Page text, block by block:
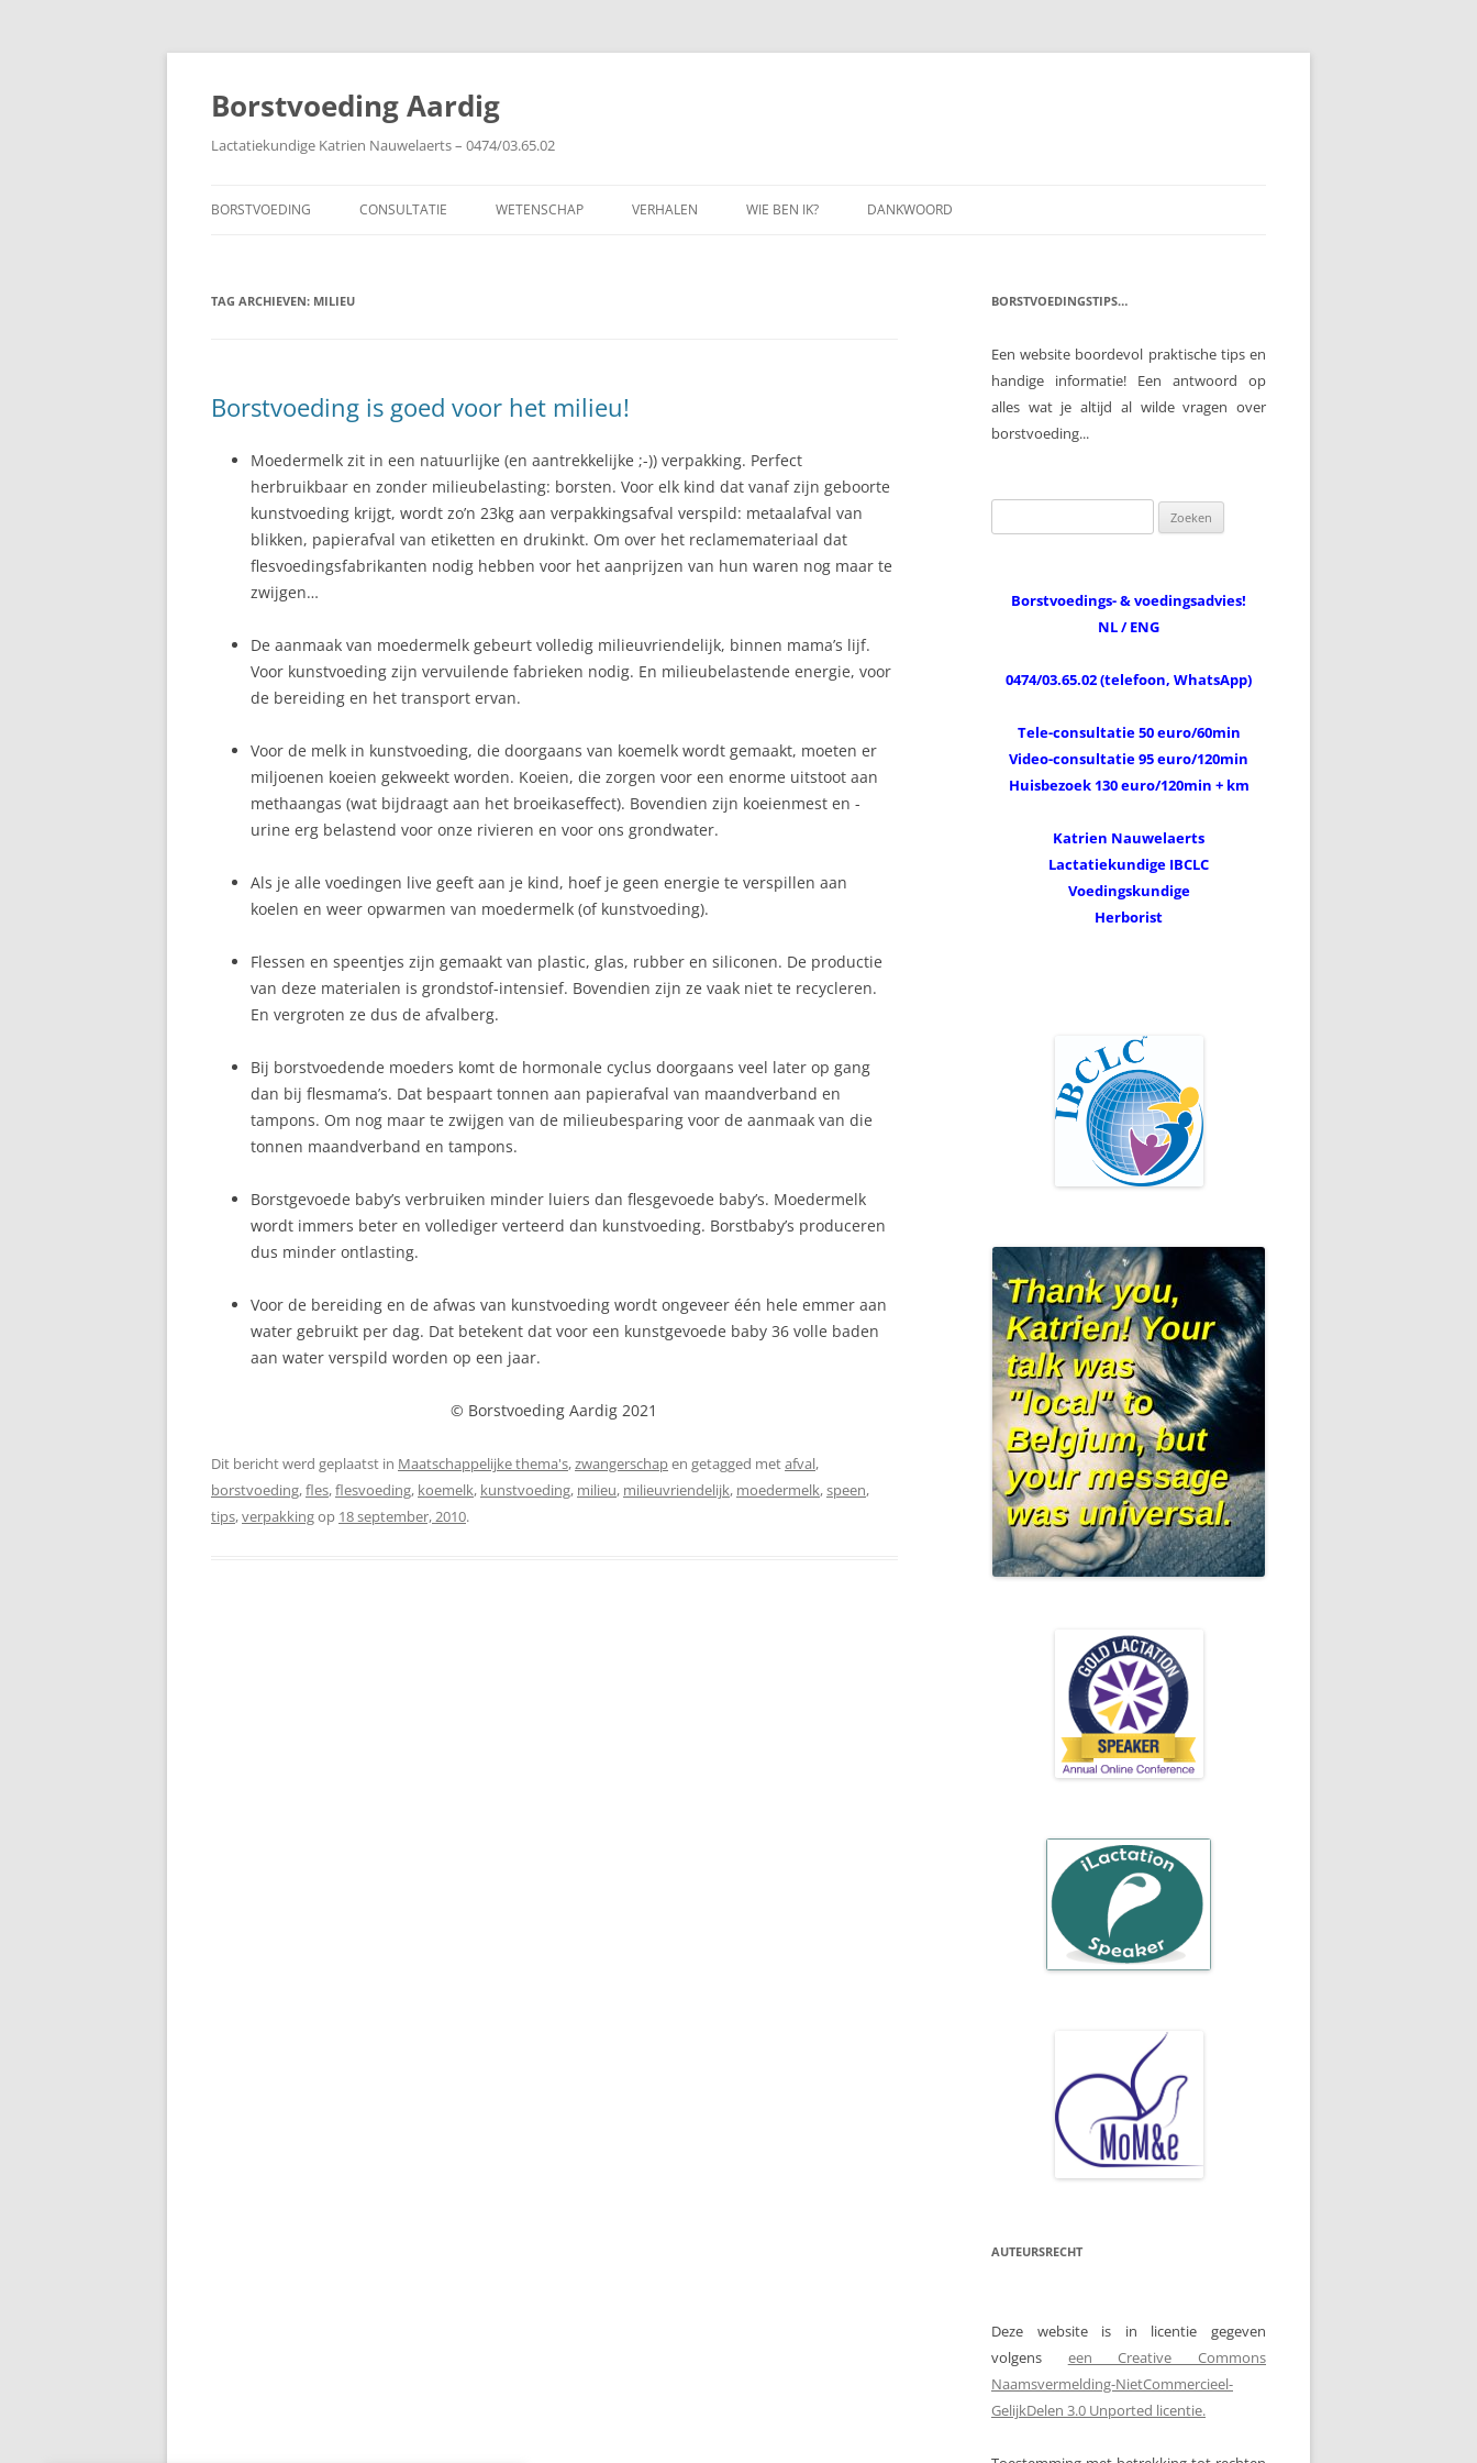
Ga
inhoud
Borstvoeding Aardig
Lactatiekundige Katrien Nauwelaerts – 0474/03.65.02
BORSTVOEDING
AFBOUWEN
BORSTEN
BORSTVOEDING EN DE
FEESTDAGEN
BORSTVOEDING IN HET
OPENBAAR
FLES WEIGEREN
GEWICHT VAN MAMA
KINDEROPVANG
KRAMPJES
MELKPRODUCTIE
MELKTEKORT
REGELDAGEN
RELACTATIE
SLAPEN
TOESCHIETREFLEX
TWEELING
CONSULTATIE WETENSCHAP VERHALEN WIE BEN IK? DANKWOORD
TAG ARCHIEVEN: MILIEU
Borstvoeding is goed voor het milieu!
Moedermelk zit in een natuurlijke (en aantrekkelijke ;-)) verpakking. Perfect
herbruikbaar en zonder milieubelasting: borsten. Voor elk kind dat vanaf zijn geboorte
kunstvoeding krijgt, wordt zo’n 23kg aan verpakkingsafval verspild: metaalafval van
blikken, papierafval van etiketten en drukinkt. Om over het reclamemateriaal dat
flesvoedingsfabrikanten nodig hebben voor het aanprijzen van hun waren nog maar te
zwijgen…
De aanmaak van moedermelk gebeurt volledig milieuvriendelijk, binnen mama’s lijf.
Voor kunstvoeding zijn vervuilende fabrieken nodig. En milieubelastende energie, voor
de bereiding en het transport ervan.
Voor de melk in kunstvoeding, die doorgaans van koemelk wordt gemaakt, moeten er
miljoenen koeien gekweekt worden. Koeien, die zorgen voor een enorme uitstoot aan
methaangas (wat bijdraagt aan het broeikaseffect). Bovendien zijn koeienmest en -
urine erg belastend voor onze rivieren en voor ons grondwater.
Als je alle voedingen live geeft aan je kind, hoef je geen energie te verspillen aan
koelen en weer opwarmen van moedermelk (of kunstvoeding).
Flessen en speentjes zijn gemaakt van plastic, glas, rubber en siliconen. De productie
van deze materialen is grondstof-intensief. Bovendien zijn ze vaak niet te recycleren.
En vergroten ze dus de afvalberg.
Bij borstvoedende moeders komt de hormonale cyclus doorgaans veel later op gang
dan bij flesmama’s. Dat bespaart tonnen aan papierafval van maandverband en
tampons. Om nog maar te zwijgen van de milieubesparing voor de aanmaak van die
tonnen maandverband en tampons.
Borstgevoede baby’s verbruiken minder luiers dan flesgevoede baby’s. Moedermelk
wordt immers beter en vollediger verteerd dan kunstvoeding. Borstbaby’s produceren
dus minder ontlasting.
Voor de bereiding en de afwas van kunstvoeding wordt ongeveer één hele emmer aan
water gebruikt per dag. Dat betekent dat voor een kunstgevoede baby 36 volle baden
aan water verspild worden op een jaar.
© Borstvoeding Aardig 2021
Dit bericht werd geplaatst in Maatschappelijke thema's,zwangerschapen getagged metafval,
borstvoeding,fles,flesvoeding, koemelk, kunstvoeding, milieu, milieuvriendelijk, moedermelk,speen,
tips,verpakkingop 18 september, 2010.
BORSTVOEDINGSTIPS…
Een website boordevol praktische tips en
handige informatie! Een antwoord op
alles wat je altijd al wilde vragen over
borstvoeding...
naar:
Borstvoedings- & voedingsadvies!
NL / ENG
0474/03.65.02 (telefoon, WhatsApp)
Tele-consultatie 50 euro/60min
Video-consultatie 95 euro/120min
Huisbezoek 130 euro/120min + km
Katrien Nauwelaerts
Lactatiekundige IBCLC
Voedingskundige
Herborist
AUTEURSRECHT
Deze website is in licentie gegeven
volgens een Creative Commons
Naamsvermelding-NietCommercieel-
GelijkDelen 3.0 Unported licentie.